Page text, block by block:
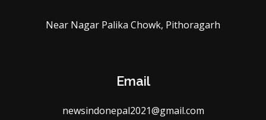
Near Nagar Palika Chowk, Pithoragarh
Email
newsindonepal2021@gmail.com